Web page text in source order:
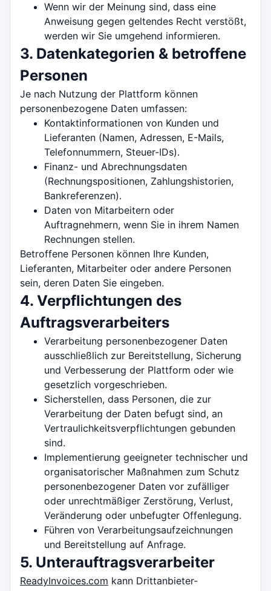
Wenn wir der Meinung sind, dass eine
Anweisung gegen geltendes Recht verstößt,
werden wir Sie umgehend informieren.
3. Datenkategorien & betroffene
Personen
Je nach Nutzung der Plattform können
personenbezogene Daten umfassen:
Kontaktinformationen von Kunden und
Lieferanten (Namen, Adressen, E-Mails,
Telefonnummern, Steuer-IDs).
Finanz- und Abrechnungsdaten
(Rechnungspositionen, Zahlungshistorien,
Bankreferenzen).
Daten von Mitarbeitern oder
Auftragnehmern, wenn Sie in ihrem Namen
Rechnungen stellen.
Betroffene Personen können Ihre Kunden,
Lieferanten, Mitarbeiter oder andere Personen
sein, deren Daten Sie eingeben.
4. Verpflichtungen des
Auftragsverarbeiters
Verarbeitung personenbezogener Daten
ausschließlich zur Bereitstellung, Sicherung
und Verbesserung der Plattform oder wie
gesetzlich vorgeschrieben.
Sicherstellen, dass Personen, die zur
Verarbeitung der Daten befugt sind, an
Vertraulichkeitsverpflichtungen gebunden
sind.
Implementierung geeigneter technischer und
organisatorischer Maßnahmen zum Schutz
personenbezogener Daten vor zufälliger
oder unrechtmäßiger Zerstörung, Verlust,
Veränderung oder unbefugter Offenlegung.
Führen von Verarbeitungsaufzeichnungen
und Bereitstellung auf Anfrage.
5. Unterauftragsverarbeiter
ReadyInvoices.com kann Drittanbieter-